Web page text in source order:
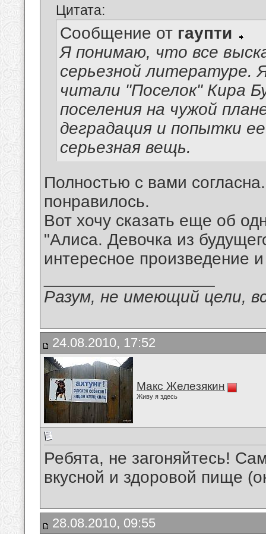
Цитата:
Сообщение от гаупти
Я понимаю, что все
серьезной литературе.
читали "Поселок" Кира
поселения на чужой
деградация и попытки
серьезная вещь.
Полностью с вами
понравилось.
Вот хочу сказать еще об
"Алиса. Девочка из
интересное произведение
Разум, не имеющий цели,
24.08.2010, 17:52
Макс Железякин
Живу я здесь
Ребята, не загоняйтесь!
вкусной и здоровой пище
28.08.2010, 09:55